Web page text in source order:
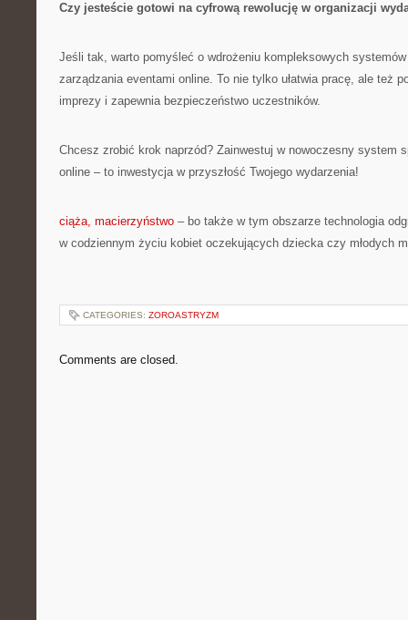
Czy jesteście gotowi na cyfrową rewolucję w organizacji
Jeśli tak, warto pomyśleć o wdrożeniu kompleksowych
zarządzania eventami online. To nie tylko ułatwia pracę, ale też
imprezy i zapewnia bezpieczeństwo uczestników.
Chcesz zrobić krok naprzód? Zainwestuj w nowoczesny system
online – to inwestycja w przyszłość Twojego wydarzenia!
ciąża, macierzyństwo – bo także w tym obszarze technologia
w codziennym życiu kobiet oczekujących dziecka czy młodych
CATEGORIES: ZOROASTRYZM
Comments are closed.